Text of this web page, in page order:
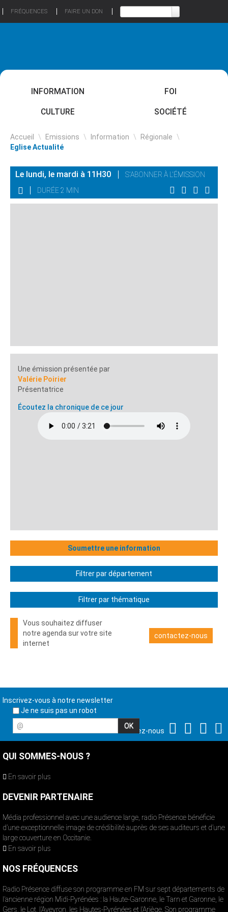
FRÉQUENCES FAIRE UN DON
INFORMATION FOI
CULTURE SOCIÉTÉ
Accueil \ Emissions \ Information \ Régionale \
Eglise Actualité
Le lundi, le mardi à 11H30
S'ABONNER À L'ÉMISSION
DURÉE 2 MIN
Une émission présentée par
Valérie Poirier
Présentatrice
Écoutez la chronique de ce jour
Soumettre une information
Filtrer par département
Filtrer par thématique
Vous souhaitez diffuser
notre agenda sur votre site
internet
contactez-nous
Inscrivez-vous à notre newsletter
Je ne suis pas un robot
@
Suivez-nous
QUI SOMMES-NOUS ?
En savoir plus
DEVENIR PARTENAIRE
Média professionnel avec une audience large, radio Présence bénéficie
d’une exceptionnelle image de crédibilité auprès de ses auditeurs et d’une
large couverture en Occitanie.
En savoir plus
NOS FRÉQUENCES
Radio Présence diffuse son programme en FM sur sept départements de
l’ancienne région Midi-Pyrénées : la Haute-Garonne, le Tarn et Garonne, le
Gers, le Lot, l’Aveyron, les Hautes-Pyrénées et l’Ariège. Son programme